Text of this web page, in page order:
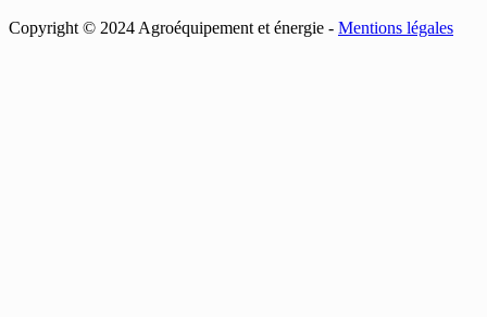
Copyright © 2024 Agroéquipement et énergie - Mentions légales